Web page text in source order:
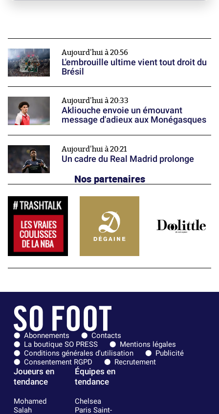
Aujourd'hui à 20:56
L'embrouille ultime vient tout droit du
Brésil
Aujourd'hui à 20:33
Akliouche envoie un émouvant
message d'adieux aux Monégasques
Aujourd'hui à 20:21
Un cadre du Real Madrid prolonge
Nos partenaires
Abonnements
Contacts
La boutique SO PRESS
Mentions légales
Conditions générales d'utilisation
Publicité
Consentement RGPD
Recrutement
Joueurs en
tendance
Mohamed
Salah
Équipes en
tendance
Chelsea
Paris Saint-